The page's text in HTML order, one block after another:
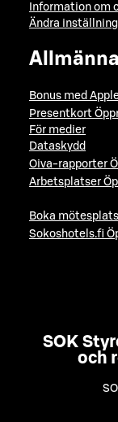
Information om
Ändra
Bonus med
Presentkort
För medier
Dataskydd
Oiva-rapporter
Arbetsplatser
Boka
Sokoshotels.fi
SOK
och